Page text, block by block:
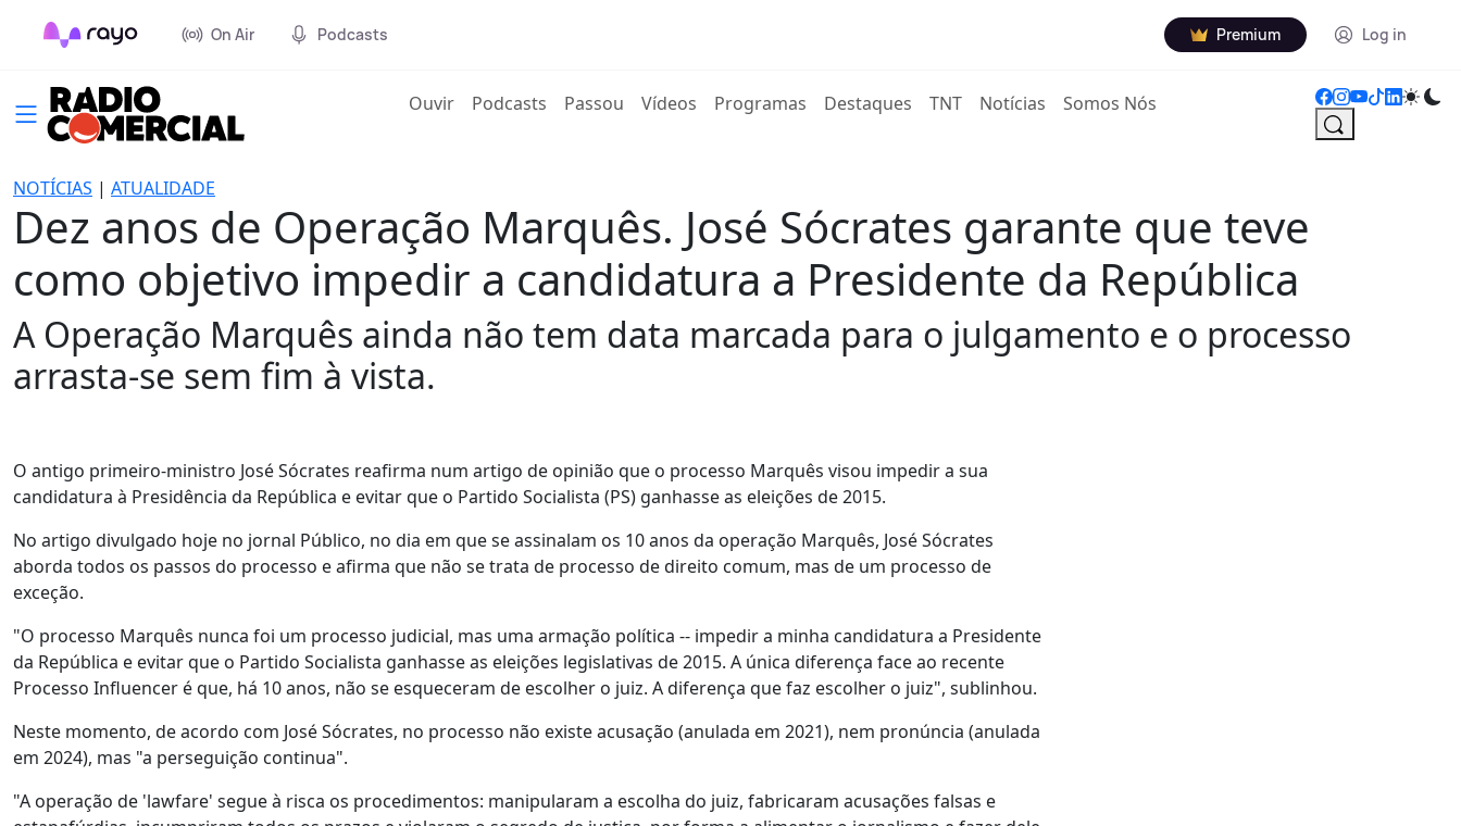
On Air Podcasts Premium Log in
Ouvir(current)
Podcasts Passou Vídeos Programas Destaques TNT Notícias Somos Nós
NOTÍCIAS | ATUALIDADE
Dez anos de Operação Marquês. José Sócrates garante que teve
como objetivo impedir a candidatura a Presidente da República
A Operação Marquês ainda não tem data marcada para o julgamento e o processo
arrasta-se sem fim à vista.
O antigo primeiro-ministro José Sócrates reafirma num artigo de opinião que o processo Marquês visou impedir a sua
candidatura à Presidência da República e evitar que o Partido Socialista (PS) ganhasse as eleições de 2015.
No artigo divulgado hoje no jornal Público, no dia em que se assinalam os 10 anos da operação Marquês, José Sócrates
aborda todos os passos do processo e afirma que não se trata de processo de direito comum, mas de um processo de
exceção.
"O processo Marquês nunca foi um processo judicial, mas uma armação política -- impedir a minha candidatura a Presidente
da República e evitar que o Partido Socialista ganhasse as eleições legislativas de 2015. A única diferença face ao recente
Processo Influencer é que, há 10 anos, não se esqueceram de escolher o juiz. A diferença que faz escolher o juiz", sublinhou.
Neste momento, de acordo com José Sócrates, no processo não existe acusação (anulada em 2021), nem pronúncia (anulada
em 2024), mas "a perseguição continua".
"A operação de 'lawfare' segue à risca os procedimentos: manipularam a escolha do juiz, fabricaram acusações falsas e